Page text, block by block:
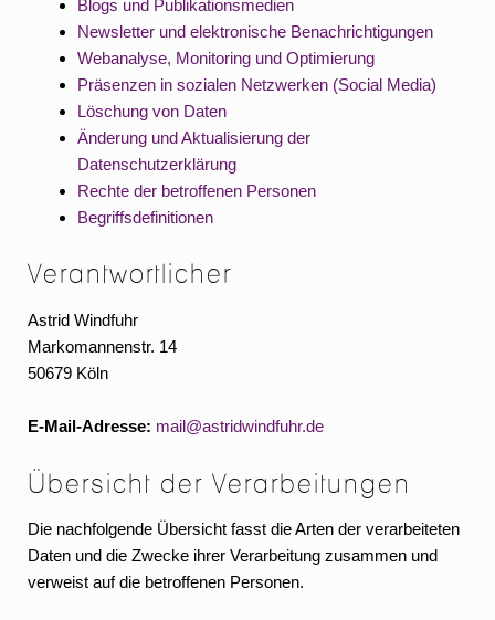
Blogs und Publikationsmedien
Newsletter und elektronische Benachrichtigungen
Webanalyse, Monitoring und Optimierung
Präsenzen in sozialen Netzwerken (Social Media)
Löschung von Daten
Änderung und Aktualisierung der
Datenschutzerklärung
Rechte der betroffenen Personen
Begriffsdefinitionen
Verantwortlicher
Astrid Windfuhr
Markomannenstr. 14
50679 Köln
E-Mail-Adresse: mail@astridwindfuhr.de
Übersicht der Verarbeitungen
Die nachfolgende Übersicht fasst die Arten der verarbeiteten
Daten und die Zwecke ihrer Verarbeitung zusammen und
verweist auf die betroffenen Personen.